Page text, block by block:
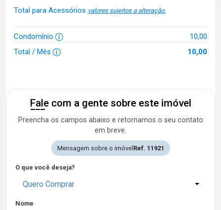
Total para Acessórios valores sujeitos a alteração.
Condomínio
10,00
Total / Mês
10,00
Fale com a gente sobre este imóvel
Preencha os campos abaixo e retornamos o seu contato
em breve.
Mensagem sobre o imóvel Ref. 11921
O que você deseja?
Quero Comprar
Nome